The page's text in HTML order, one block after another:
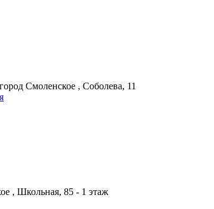
город Смоленское , Соболева, 11
, Школьная, 85 - 1 этаж